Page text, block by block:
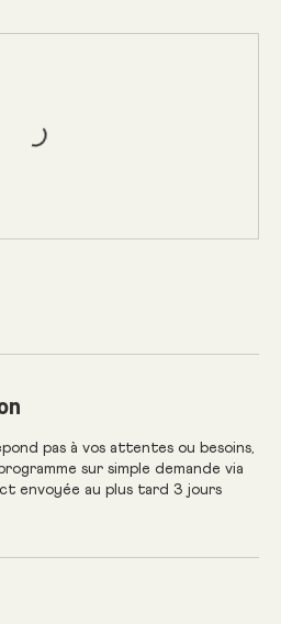
pas à vos attentes ou besoins,
sur simple demande via
envoyée au plus tard 3 jours